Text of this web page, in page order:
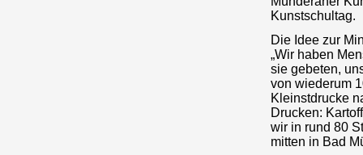
Kunstschultag.
Die Idee zur
„Wir haben
sie gebeten,
von wiederum
Kleinstdrucke
Drucken:
wir in rund 80
mitten in Bad